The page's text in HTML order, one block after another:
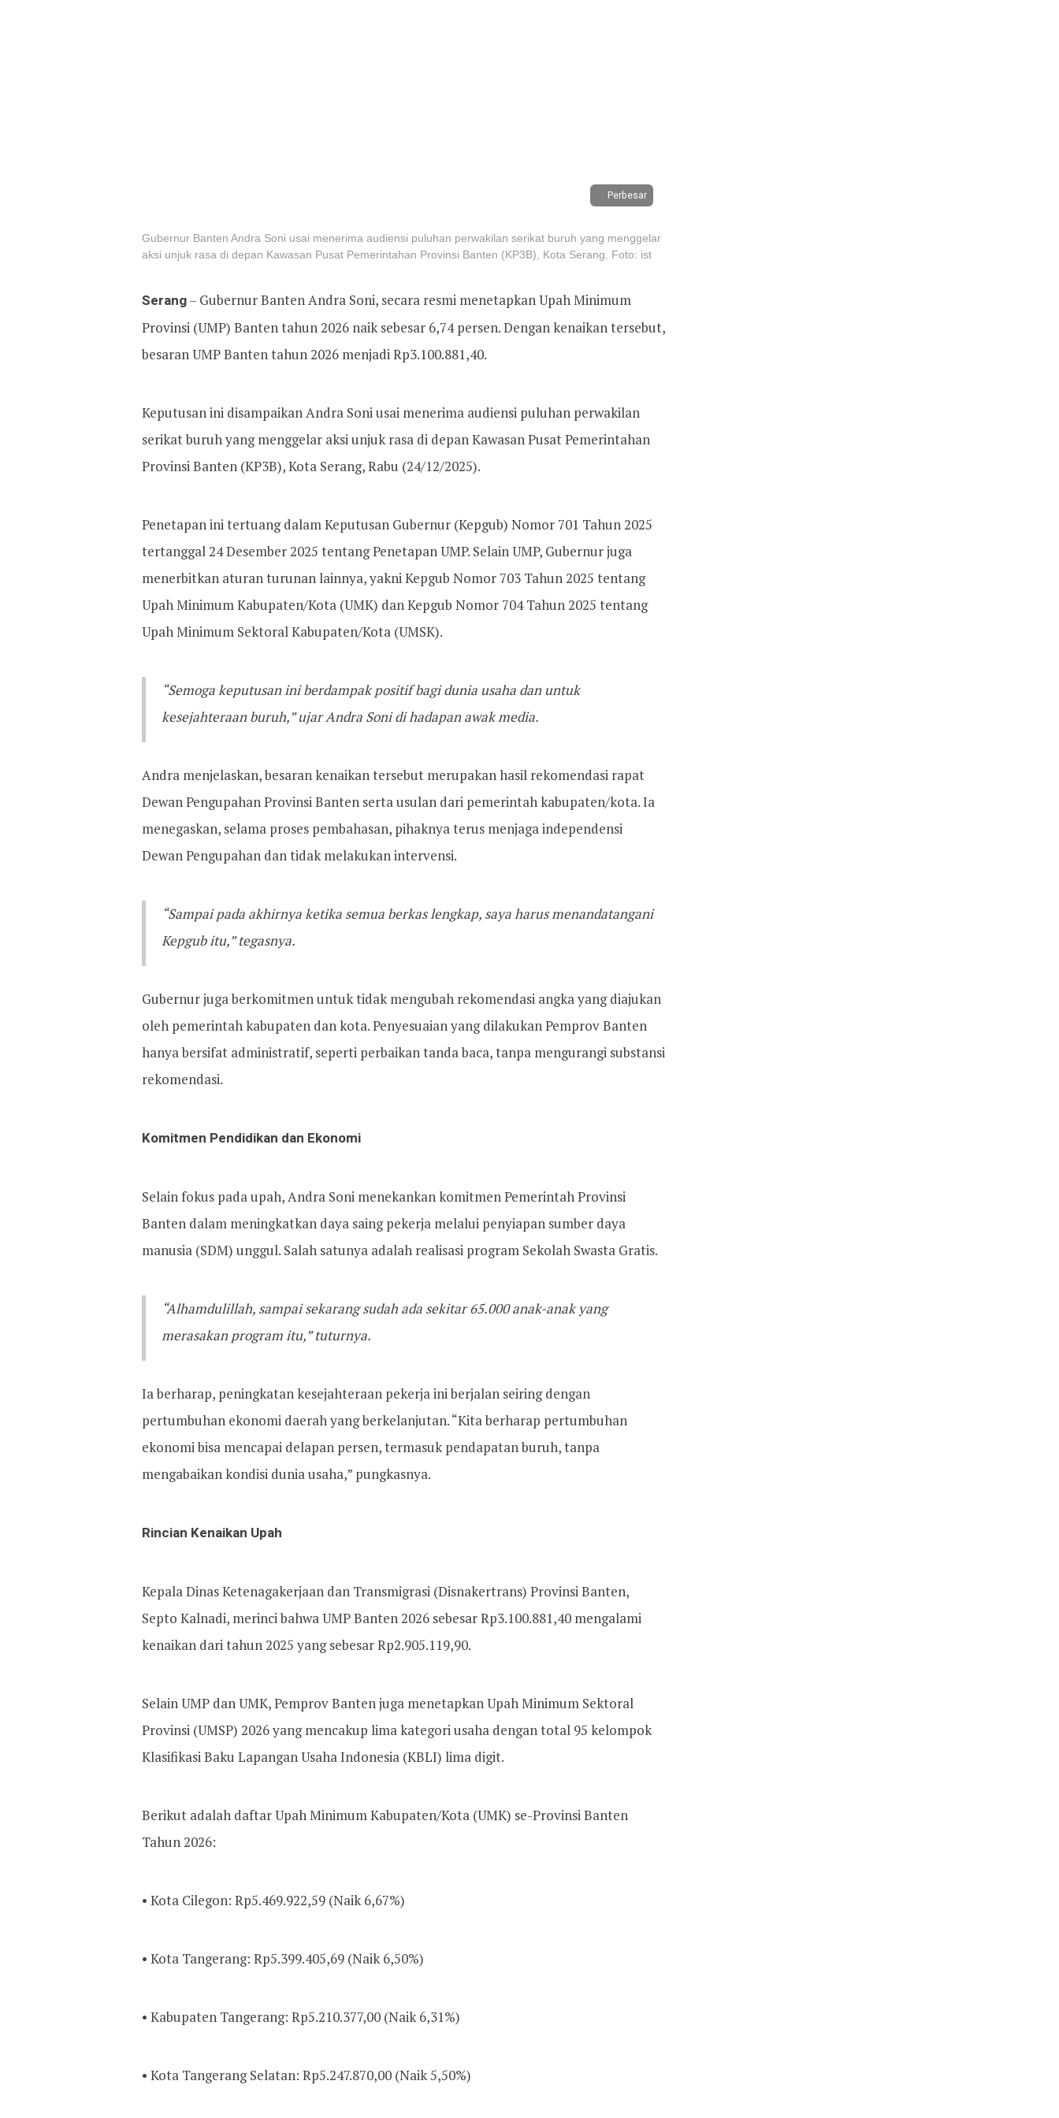
Perbesar
Gubernur Banten Andra Soni usai menerima audiensi puluhan perwakilan serikat buruh yang menggelar
aksi unjuk rasa di depan Kawasan Pusat Pemerintahan Provinsi Banten (KP3B), Kota Serang. Foto: ist
Serang– Gubernur Banten Andra Soni, secara resmi menetapkan Upah Minimum
Provinsi (UMP) Banten tahun 2026 naik sebesar 6,74 persen. Dengan kenaikan tersebut,
besaran UMP Banten tahun 2026 menjadi Rp3.100.881,40.
Keputusan ini disampaikan Andra Soni usai menerima audiensi puluhan perwakilan
serikat buruh yang menggelar aksi unjuk rasa di depan Kawasan Pusat Pemerintahan
Provinsi Banten (KP3B), Kota Serang, Rabu (24/12/2025).
Penetapan ini tertuang dalam Keputusan Gubernur (Kepgub) Nomor 701 Tahun 2025
tertanggal 24 Desember 2025 tentang Penetapan UMP. Selain UMP, Gubernur juga
menerbitkan aturan turunan lainnya, yakni Kepgub Nomor 703 Tahun 2025 tentang
Upah Minimum Kabupaten/Kota (UMK) dan Kepgub Nomor 704 Tahun 2025 tentang
Upah Minimum Sektoral Kabupaten/Kota (UMSK).
“Semoga keputusan ini berdampak positif bagi dunia usaha dan untuk
kesejahteraan buruh,” ujar Andra Soni di hadapan awak media.
Andra menjelaskan, besaran kenaikan tersebut merupakan hasil rekomendasi rapat
Dewan Pengupahan Provinsi Banten serta usulan dari pemerintah kabupaten/kota. Ia
menegaskan, selama proses pembahasan, pihaknya terus menjaga independensi
Dewan Pengupahan dan tidak melakukan intervensi.
“Sampai pada akhirnya ketika semua berkas lengkap, saya harus menandatangani
Kepgub itu,” tegasnya.
Gubernur juga berkomitmen untuk tidak mengubah rekomendasi angka yang diajukan
oleh pemerintah kabupaten dan kota. Penyesuaian yang dilakukan Pemprov Banten
hanya bersifat administratif, seperti perbaikan tanda baca, tanpa mengurangi substansi
rekomendasi.
Komitmen Pendidikan dan Ekonomi
Selain fokus pada upah, Andra Soni menekankan komitmen Pemerintah Provinsi
Banten dalam meningkatkan daya saing pekerja melalui penyiapan sumber daya
manusia (SDM) unggul. Salah satunya adalah realisasi program Sekolah Swasta Gratis.
“Alhamdulillah, sampai sekarang sudah ada sekitar 65.000 anak-anak yang
merasakan program itu,” tuturnya.
Ia berharap, peningkatan kesejahteraan pekerja ini berjalan seiring dengan
pertumbuhan ekonomi daerah yang berkelanjutan. “Kita berharap pertumbuhan
ekonomi bisa mencapai delapan persen, termasuk pendapatan buruh, tanpa
mengabaikan kondisi dunia usaha,” pungkasnya.
Rincian Kenaikan Upah
Kepala Dinas Ketenagakerjaan dan Transmigrasi (Disnakertrans) Provinsi Banten,
Septo Kalnadi, merinci bahwa UMP Banten 2026 sebesar Rp3.100.881,40 mengalami
kenaikan dari tahun 2025 yang sebesar Rp2.905.119,90.
Selain UMP dan UMK, Pemprov Banten juga menetapkan Upah Minimum Sektoral
Provinsi (UMSP) 2026 yang mencakup lima kategori usaha dengan total 95 kelompok
Klasifikasi Baku Lapangan Usaha Indonesia (KBLI) lima digit.
Berikut adalah daftar Upah Minimum Kabupaten/Kota (UMK) se-Provinsi Banten
Tahun 2026:
• Kota Cilegon: Rp5.469.922,59 (Naik 6,67%)
• Kota Tangerang: Rp5.399.405,69 (Naik 6,50%)
• Kabupaten Tangerang: Rp5.210.377,00 (Naik 6,31%)
• Kota Tangerang Selatan: Rp5.247.870,00 (Naik 5,50%)